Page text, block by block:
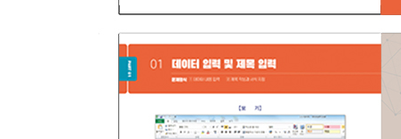
06 슬라이드 3 작성하기-1
07 슬라이드 3 작성하기-2
08 슬라이드 4 작성하기-1
09 슬라이드 4 작성하기-2
11 슬라이드 쇼 지정하기